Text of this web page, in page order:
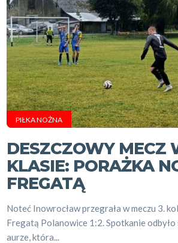
PIŁKA NOŻNA
DESZCZOWY MECZ
KLASIE: PORAŻKA
FREGATĄ
Noteć Inowrocław przegrała w meczu 3.
Fregatą Polanowice 1:2. Spotkanie odbyło
aurze, która...